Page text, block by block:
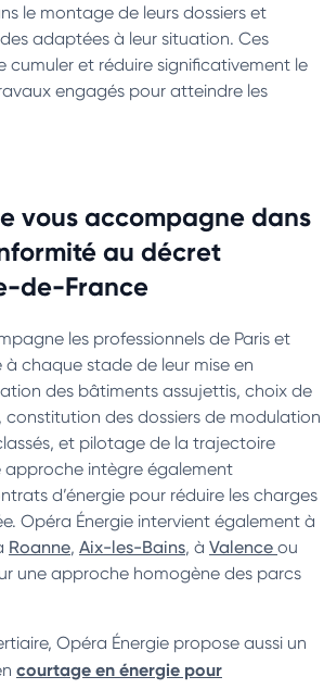
le montage de leurs dossiers et
adaptées à leur situation. Ces
cumuler et réduire significativement le
engagés pour atteindre les
vous accompagne dans
au décret
de-France
les professionnels de Paris et
chaque stade de leur mise en
des bâtiments assujettis, choix de
constitution des dossiers de modulation
et pilotage de la trajectoire
approche intègre également
d’énergie pour réduire les charges
Opéra Énergie intervient également à
Roanne, Aix-les-Bains, à Valence ou
une approche homogène des parcs
Opéra Énergie propose aussi un
courtage en énergie pour